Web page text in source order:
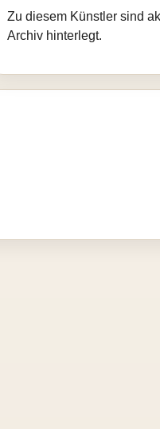
Zu diesem Künstler sind
Archiv hinterlegt.